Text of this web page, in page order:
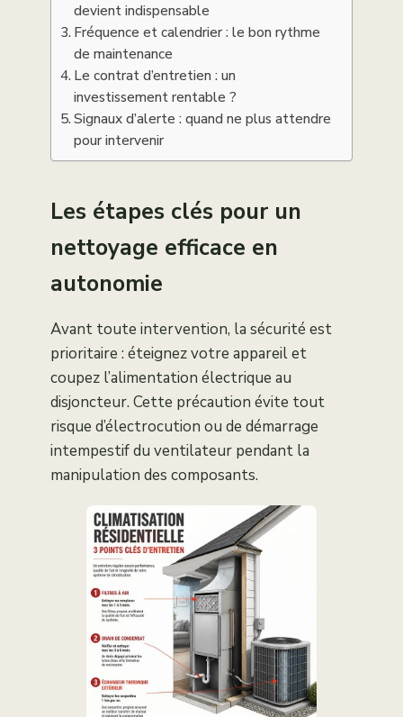
devient indispensable
Fréquence et calendrier : le bon rythme
de maintenance
Le contrat d’entretien : un
investissement rentable ?
Signaux d’alerte : quand ne plus attendre
pour intervenir
Les étapes clés pour un
nettoyage efficace en
autonomie
Avant toute intervention, la sécurité est
prioritaire : éteignez votre appareil et
coupez l’alimentation électrique au
disjoncteur. Cette précaution évite tout
risque d’électrocution ou de démarrage
intempestif du ventilateur pendant la
manipulation des composants.